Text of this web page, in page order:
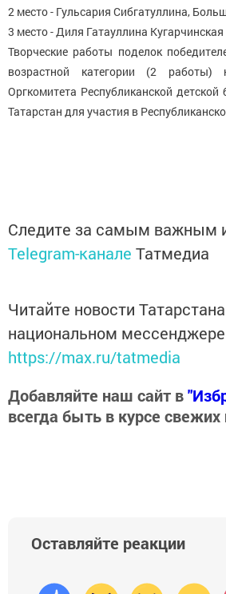
2 место - Гульсария Сибгатуллина,
3 место - Диля Гатауллина
Творческие работы поделок
возрастной категории (2
Оргкомитета Республиканской детской
Татарстан для участия в
Следите за самым важным
Telegram-канале Татмедиа
Читайте новости
национальном
https://max.ru/tatmedia
Добавляйте наш сайт в
всегда быть в курсе свежих
Оставляйте реакции